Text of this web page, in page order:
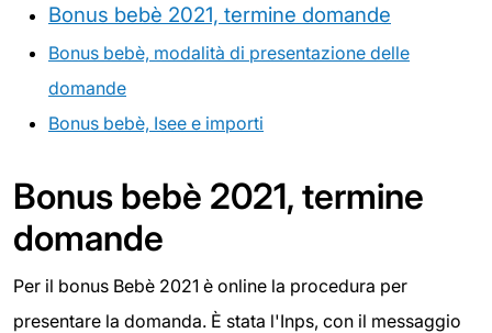
Bonus bebè 2021, termine domande
Bonus bebè, modalità di presentazione delle
domande
Bonus bebè, Isee e importi
Bonus bebè 2021, termine
domande
Per il bonus Bebè 2021 è online la procedura per
presentare la domanda. È stata l'Inps, con il messaggio